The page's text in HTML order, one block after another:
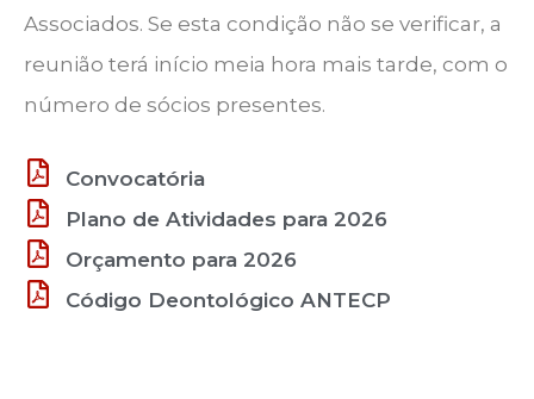
Associados. Se esta condição não se verificar, a
reunião terá início meia hora mais tarde, com o
número de sócios presentes.
Convocatória
Plano de Atividades para 2026
Orçamento para 2026
Código Deontológico ANTECP